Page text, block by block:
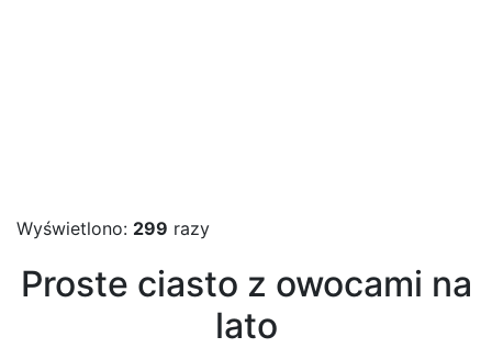
Wyświetlono: 299 razy
Proste ciasto z owocami na
lato